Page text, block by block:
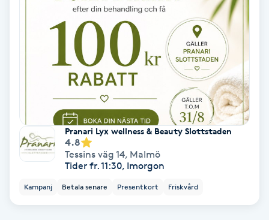
Ansiktsbehandling djuprengörande
Bambumassage
Barber
Barnklippning
Pranari Lyx wellness & Beauty Slottstaden
4.8
Tessins väg 14, Malmö
Tider fr. 11:30, Imorgon
Kampanj Betala senare Presentkort Friskvård